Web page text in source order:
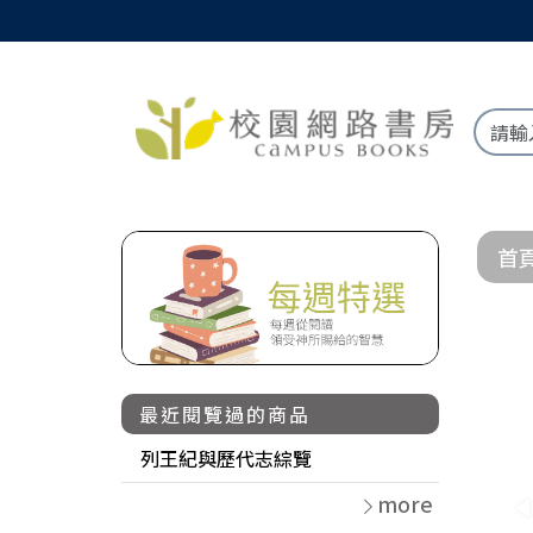
最近閱覽過的商品
列王紀與歷代志綜覽
more
首